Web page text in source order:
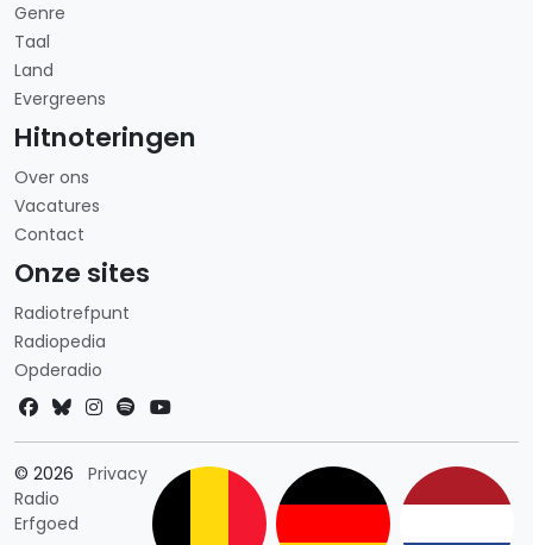
Genre
Taal
Land
Evergreens
Hitnoteringen
Over ons
Vacatures
Contact
Onze sites
Radiotrefpunt
Radiopedia
Opderadio
© 2026
Radio
Erfgoed
PrivacyLandkeuze